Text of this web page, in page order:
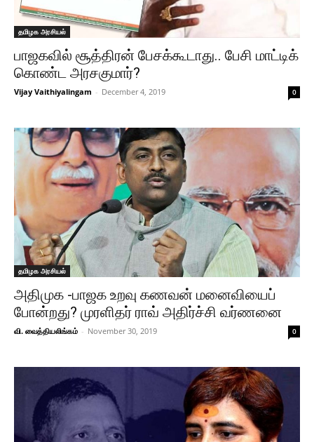
தமிழக அரசியல்
பாஜகவில் சூத்திரன் பேசக்கூடாது.. பேசி மாட்டிக்
கொண்ட அரசகுமார்?
Vijay Vaithiyalingam - December 4, 2019 0
தமிழக அரசியல்
அதிமுக -பாஜக உறவு கணவன் மனைவியைப்
போன்றது? முரளிதர் ராவ் அதிர்ச்சி வர்ணனை
வி. வைத்தியலிங்கம் - November 30, 2019 0